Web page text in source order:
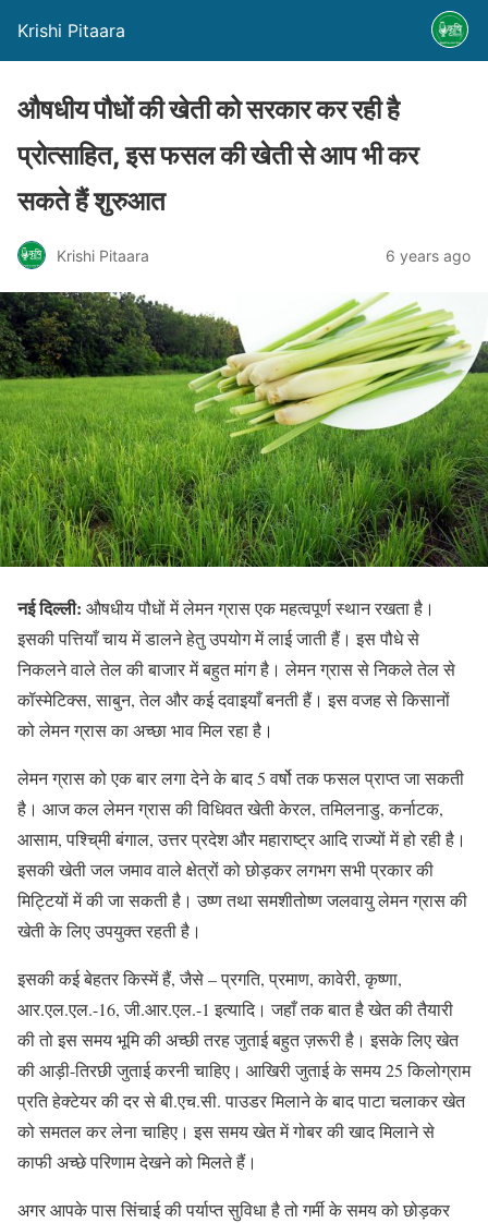
Krishi Pitaara
औषधीय पौधों की खेती को सरकार कर रही है
प्रोत्साहित, इस फसल की खेती से आप भी कर
सकते हैं शुरुआत
Krishi Pitaara 6 years ago
नई दिल्ली: औषधीय पौधों में लेमन ग्रास एक महत्वपूर्ण स्थान रखता है।
इसकी पत्तियाँ चाय में डालने हेतु उपयोग में लाई जाती हैं। इस पौधे से
निकलने वाले तेल की बाजार में बहुत मांग है। लेमन ग्रास से निकले तेल से
कॉस्मेटिक्स, साबुन, तेल और कई दवाइयाँ बनती हैं। इस वजह से किसानों
को लेमन ग्रास का अच्छा भाव मिल रहा है।
लेमन ग्रास को एक बार लगा देने के बाद 5 वर्षो तक फसल प्राप्त जा सकती
है। आज कल लेमन ग्रास की विधिवत खेती केरल, तमिलनाडु, कर्नाटक,
आसाम, पश्चि्मी बंगाल, उत्तर प्रदेश और महाराष्ट्र आदि राज्यों में हो रही है।
इसकी खेती जल जमाव वाले क्षेत्रों को छोड़कर लगभग सभी प्रकार की
मिट्टियों में की जा सकती है। उष्ण तथा समशीतोष्ण जलवायु लेमन ग्रास की
खेती के लिए उपयुक्त रहती है।
इसकी कई बेहतर किस्में हैं, जैसे – प्रगति, प्रमाण, कावेरी, कृष्णा,
आर.एल.एल.-16, जी.आर.एल.-1 इत्यादि। जहाँ तक बात है खेत की तैयारी
की तो इस समय भूमि की अच्छी तरह जुताई बहुत ज़रूरी है। इसके लिए खेत
की आड़ी-तिरछी जुताई करनी चाहिए। आखिरी जुताई के समय 25 किलोग्राम
प्रति हेक्टेयर की दर से बी.एच.सी. पाउडर मिलाने के बाद पाटा चलाकर खेत
को समतल कर लेना चाहिए। इस समय खेत में गोबर की खाद मिलाने से
काफी अच्छे परिणाम देखने को मिलते हैं।
अगर आपके पास सिंचाई की पर्याप्त सुविधा है तो गर्मी के समय को छोड़कर